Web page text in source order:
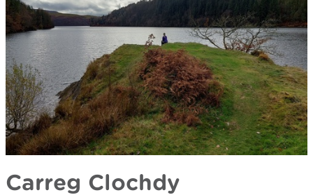
Carreg Clochdy